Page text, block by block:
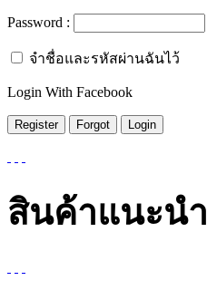
Password :
จำชื่อและรหัสผ่านฉันไว้
Login With Facebook
สินค้าแนะนำ